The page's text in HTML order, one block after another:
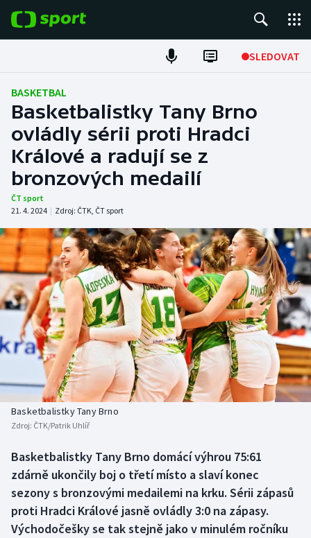
SLEDOVAT
Fotbal
Hokej
Tenis
Atletika
DALŠÍ SPORTY
Americký fotbal
Baseball a softbal
Basketbal
Biatlon
Boby a skeleton
Box
Dostihy
NEPŘEHLÉDNĚTE
Soutěže
Historické návraty
Aplikace ČT sport
AZ kvíz
BASKETBAL
Basketbalistky Tany Brno
ovládly sérii proti Hradci
Králové a radují se z
bronzových medailí
ČT sport
21. 4. 2024 | Zdroj: ČTK, ČT sport
Basketbalistky Tany Brno
Zdroj: ČTK/Patrik Uhlíř
Basketbalistky Tany Brno domácí výhrou 75:61
zdárně ukončily boj o třetí místo a slaví konec
sezony s bronzovými medailemi na krku. Sérii zápasů
proti Hradci Králové jasně ovládly 3:0 na zápasy.
Východočešky se tak stejně jako v minulém ročníku